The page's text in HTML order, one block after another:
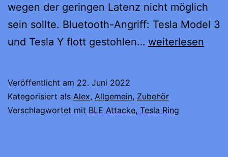
wegen der geringen Latenz nicht möglich
sein sollte. Bluetooth-Angriff: Tesla Model 3
und Tesla Y flott gestohlen… The
Only
–
weiterlesen
Veröffentlicht am 22. Juni 2022
Kategorisiert als Alex, Allgemein, Zubehör
Verschlagwortet mit BLE Attacke, Tesla Ring